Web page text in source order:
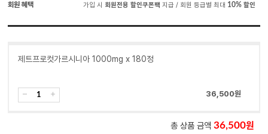
회원 혜택 가입 시 회원전용 할인쿠폰팩 지급 / 회원 등급별 최대 10%할인
제트프로컷가르시니아 1000mg x 180정
36,500원
총 상품 금액 36,500